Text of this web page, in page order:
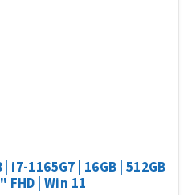
i7-1165G7 | 16GB | 512GB
FHD | Win 11